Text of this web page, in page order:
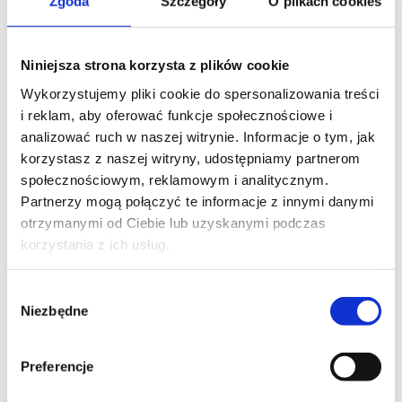
Niniejsza strona korzysta z plików cookie
Wykorzystujemy pliki cookie do spersonalizowania treści
i reklam, aby oferować funkcje społecznościowe i
analizować ruch w naszej witrynie. Informacje o tym, jak
korzystasz z naszej witryny, udostępniamy partnerom
społecznościowym, reklamowym i analitycznym.
Partnerzy mogą połączyć te informacje z innymi danymi
otrzymanymi od Ciebie lub uzyskanymi podczas
korzystania z ich usług.
zgody
Niezbędne
Preferencje